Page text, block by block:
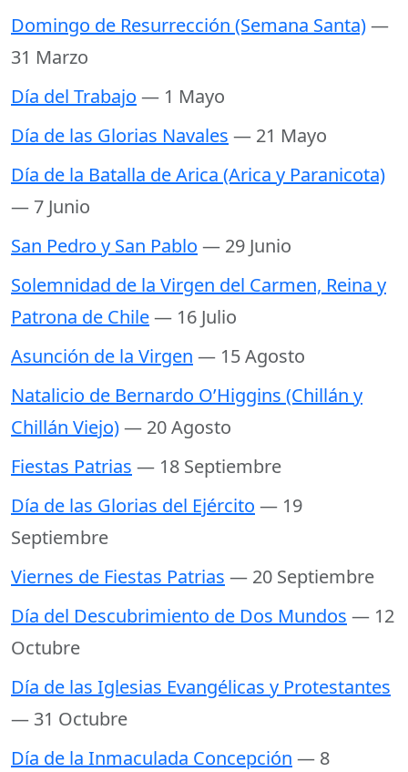
Domingo de Resurrección (Semana Santa)—
31 Marzo
Día del Trabajo — 1 Mayo
Día de las Glorias Navales — 21 Mayo
Día de la Batalla de Arica (Arica y Paranicota)
— 7 Junio
San Pedro y San Pablo — 29 Junio
Solemnidad de la Virgen del Carmen, Reina y
Patrona de Chile— 16 Julio
Asunción de la Virgen — 15 Agosto
Natalicio de Bernardo O’Higgins (Chillán y
Chillán Viejo)— 20 Agosto
Fiestas Patrias — 18 Septiembre
Día de las Glorias del Ejército — 19
Septiembre
Viernes de Fiestas Patrias — 20 Septiembre
Día del Descubrimiento de Dos Mundos — 12
Octubre
Día de las Iglesias Evangélicas y Protestantes
— 31 Octubre
Día de la Inmaculada Concepción — 8